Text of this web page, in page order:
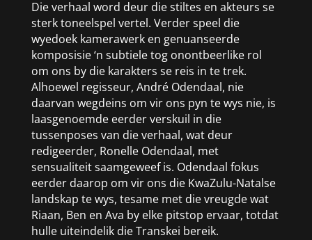
Die verhaal word deur die stiltes en akteurs se
sterk toneelspel vertel. Verder speel die
wyedoek kamerawerk en genuanseerde
komposisie ‘n subtiele tog onontbeerlike rol
om ons by die karakters se reis in te trek.
Alhoewel regisseur, André Odendaal, nie
daarvan wegdeins om vir ons pyn te wys nie, is
laasgenoemde eerder verskuil in die
tussenposes van die verhaal, wat deur
redigeerder, Ronelle Odendaal, met
sensualiteit saamgeweef is. Odendaal fokus
eerder daarop om vir ons die KwaZulu-Natalse
landskap te wys, tesame met die vreugde wat
Riaan, Ben en Ava by elke pitstop ervaar, totdat
hulle uiteindelik die Transkei bereik.